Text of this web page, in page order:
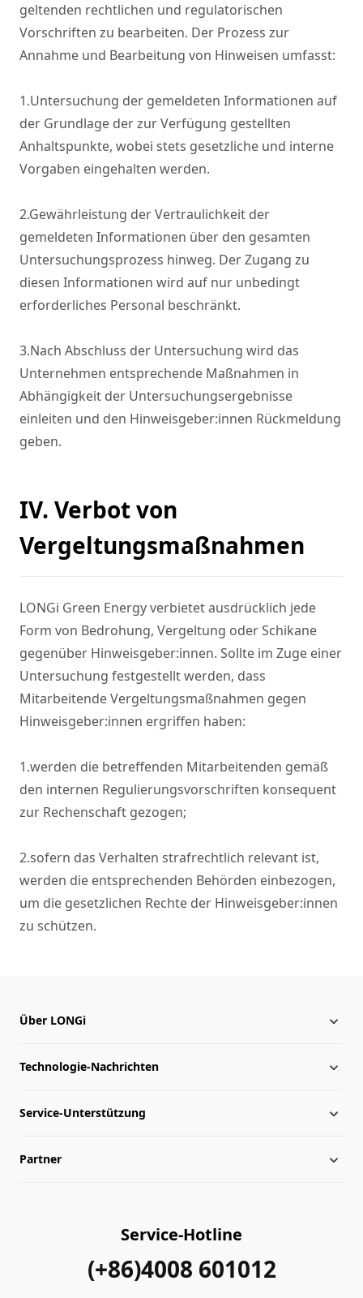
geltenden rechtlichen und regulatorischen
Vorschriften zu bearbeiten. Der Prozess zur
Annahme und Bearbeitung von Hinweisen umfasst:
1.Untersuchung der gemeldeten Informationen auf
der Grundlage der zur Verfügung gestellten
Anhaltspunkte, wobei stets gesetzliche und interne
Vorgaben eingehalten werden.
2.Gewährleistung der Vertraulichkeit der
gemeldeten Informationen über den gesamten
Untersuchungsprozess hinweg. Der Zugang zu
diesen Informationen wird auf nur unbedingt
erforderliches Personal beschränkt.
3.Nach Abschluss der Untersuchung wird das
Unternehmen entsprechende Maßnahmen in
Abhängigkeit der Untersuchungsergebnisse
einleiten und den Hinweisgeber:innen Rückmeldung
geben.
IV. Verbot von
Vergeltungsmaßnahmen
LONGi Green Energy verbietet ausdrücklich jede
Form von Bedrohung, Vergeltung oder Schikane
gegenüber Hinweisgeber:innen. Sollte im Zuge einer
Untersuchung festgestellt werden, dass
Mitarbeitende Vergeltungsmaßnahmen gegen
Hinweisgeber:innen ergriffen haben:
1.werden die betreffenden Mitarbeitenden gemäß
den internen Regulierungsvorschriften konsequent
zur Rechenschaft gezogen;
2.sofern das Verhalten strafrechtlich relevant ist,
werden die entsprechenden Behörden einbezogen,
um die gesetzlichen Rechte der Hinweisgeber:innen
zu schützen.
Über LONGi
Über LONGi
Globale Präsenz
Leitung
Technologie-Nachrichten
Nachrichten
Service-Unterstützung
herunterladen
Partner
Service-Hotline
(+86)4008 601012